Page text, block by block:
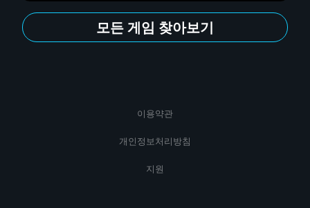
모든 게임 찾아보기
이용약관
개인정보처리방침
지원